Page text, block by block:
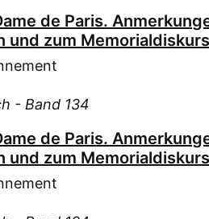
de Paris.
und zum
- Band 134
de Paris.
und zum